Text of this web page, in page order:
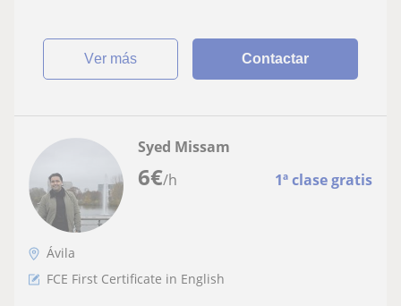
ver más Contactar
6€/h 1ª clase gratis
Syed Missam
Ávila
FCE First Certificate in English